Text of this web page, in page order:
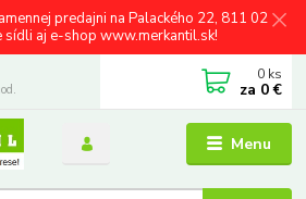
predajni na Palackého 22, 811 02
sídli aj e-shop www.merkantil.sk!
Menu
0 ks
za 0 €